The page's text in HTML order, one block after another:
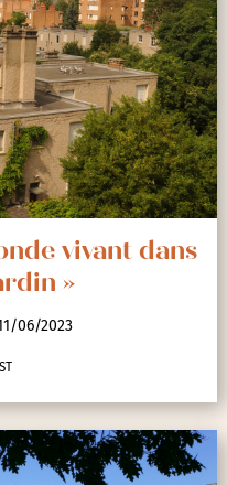
vivant dans
»
06/2023